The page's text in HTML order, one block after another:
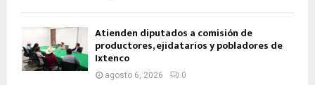
Atienden diputados a comisión de
productores, ejidatarios y pobladores de
Ixtenco
agosto 6, 2026 0